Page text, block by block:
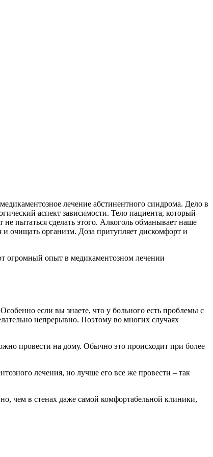
лечение абстинентного синдрома. Дело в
аспект зависимости. Тело пациента, который
пытаться сделать этого. Алкоголь обманывает наше
очищать организм. Доза притупляет дискомфорт и
огромный опыт в медикаментозном лечении
если вы знаете, что у больного есть проблемы с
непрерывно. Поэтому во многих случаях
провести на дому. Обычно это происходит при более
лечения, но лучше его все же провести – так
чем в стенах даже самой комфортабельной клиники,